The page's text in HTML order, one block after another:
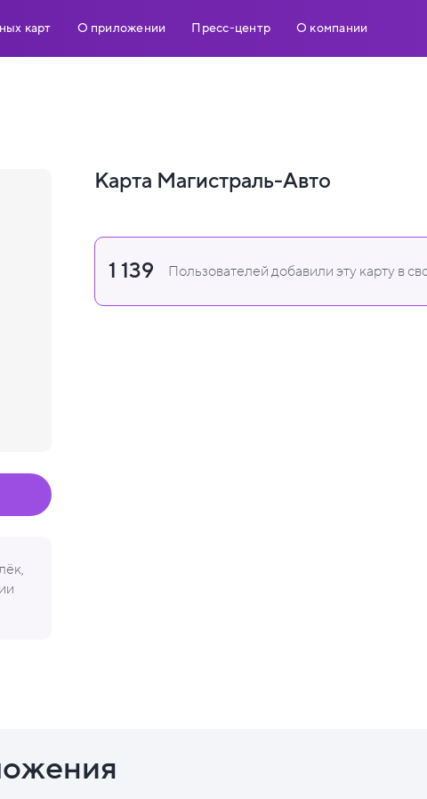
карт О приложении Пресс-центр О компании
Карта Магистраль-Авто
1 139 Пользователей добавили эту карту в